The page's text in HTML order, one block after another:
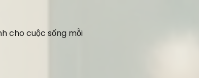
cho cuộc sống mỗi